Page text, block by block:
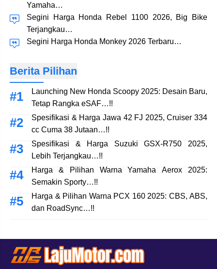
Yamaha…
Segini Harga Honda Rebel 1100 2026, Big Bike
Terjangkau…
Segini Harga Honda Monkey 2026 Terbaru…
Berita Pilihan
Launching New Honda Scoopy 2025: Desain Baru,
Tetap Rangka eSAF…!!
Spesifikasi & Harga Jawa 42 FJ 2025, Cruiser 334
cc Cuma 38 Jutaan…!!
Spesifikasi & Harga Suzuki GSX-R750 2025,
Lebih Terjangkau…!!
Harga & Pilihan Warna Yamaha Aerox 2025:
Semakin Sporty…!!
Harga & Pilihan Warna PCX 160 2025: CBS, ABS,
dan RoadSync…!!